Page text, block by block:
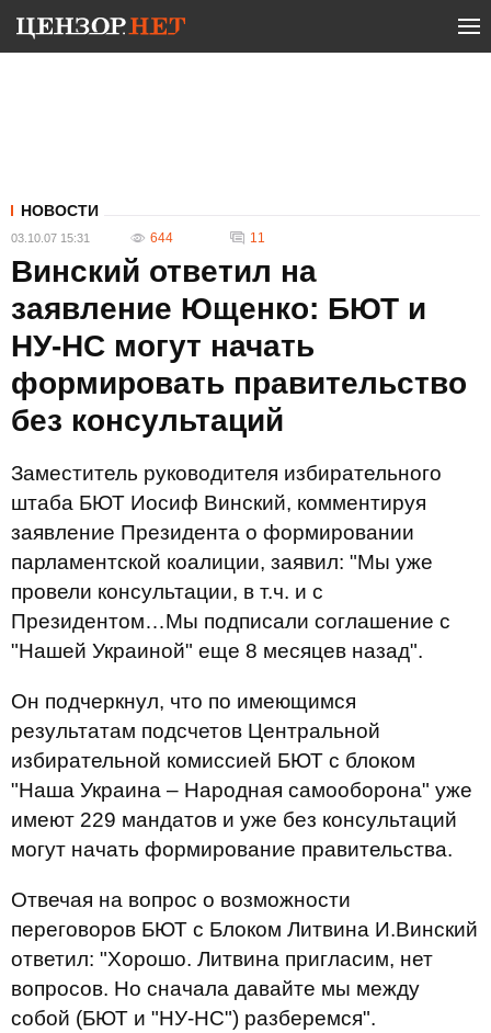
НОВОСТИ
03.10.07 15:31 644 11
Винский ответил на
заявление Ющенко: БЮТ и
НУ-НС могут начать
формировать правительство
без консультаций
Заместитель руководителя избирательного
штаба БЮТ Иосиф Винский, комментируя
заявление Президента о формировании
парламентской коалиции, заявил: "Мы уже
провели консультации, в т.ч. и с
Президентом…Мы подписали соглашение с
"Нашей Украиной" еще 8 месяцев назад".
Он подчеркнул, что по имеющимся
результатам подсчетов Центральной
избирательной комиссией БЮТ с блоком
"Наша Украина – Народная самооборона" уже
имеют 229 мандатов и уже без консультаций
могут начать формирование правительства.
Отвечая на вопрос о возможности
переговоров БЮТ с Блоком Литвина И.Винский
ответил: "Хорошо. Литвина пригласим, нет
вопросов. Но сначала давайте мы между
собой (БЮТ и "НУ-НС") разберемся".